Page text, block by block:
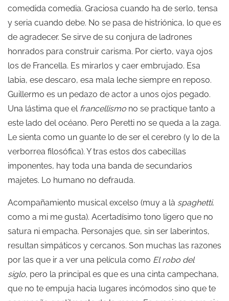
comedida comedia. Graciosa cuando ha de serlo, tensa
y seria cuando debe. No se pasa de histriónica, lo que es
de agradecer. Se sirve de su conjura de ladrones
honrados para construir carisma. Por cierto, vaya ojos
los de Francella. Es mirarlos y caer embrujado. Esa
labia, ese descaro, esa mala leche siempre en reposo.
Guillermo es un pedazo de actor a unos ojos pegado.
Una lástima que el francellismo no se practique tanto a
este lado del océano. Pero Peretti no se queda a la zaga.
Le sienta como un guante lo de ser el cerebro (y lo de la
verborrea filosófica). Y tras estos dos cabecillas
imponentes, hay toda una banda de secundarios
majetes. Lo humano no defrauda.
Acompañamiento musical excelso (muy a là spaghetti,
como a mi me gusta). Acertadísimo tono ligero que no
satura ni empacha. Personajes que, sin ser laberintos,
resultan simpáticos y cercanos. Son muchas las razones
por las que ir a ver una película como El robo del
siglo, pero la principal es que es una cinta campechana,
que no te empuja hacia lugares incómodos sino que te